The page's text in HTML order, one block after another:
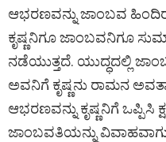
ಆಭರಣವನ್ನು ಜಾಂಬವ
ಕೃಷ್ಣನಿಗೂ ಜಾಂಬವನಿಗೂ
ನಡೆಯುತ್ತದೆ. ಯುದ್ಧದಲ್ಲಿ
ಅವನಿಗೆ ಕೃಷ್ಣನು ರಾಮನ
ಆಭರಣವನ್ನು ಕೃಷ್ಣನಿಗೆ ಒಪ್ಪಿಸಿ
ಜಾಂಬವತಿಯನ್ನು